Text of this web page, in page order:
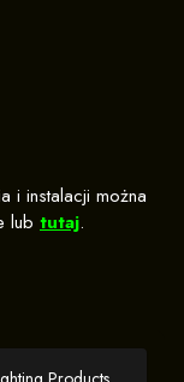
i instalacji można
lub tutaj.